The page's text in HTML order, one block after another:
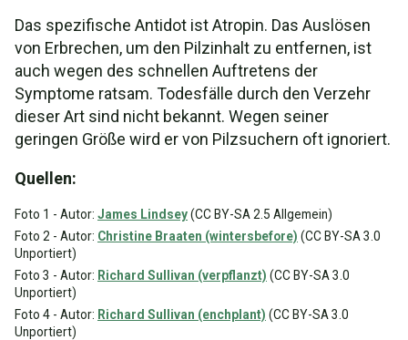
Das spezifische Antidot ist Atropin. Das Auslösen
von Erbrechen, um den Pilzinhalt zu entfernen, ist
auch wegen des schnellen Auftretens der
Symptome ratsam. Todesfälle durch den Verzehr
dieser Art sind nicht bekannt. Wegen seiner
geringen Größe wird er von Pilzsuchern oft ignoriert.
Quellen:
Foto 1 - Autor: James Lindsey(CC BY-SA 2.5 Allgemein)
Foto 2 - Autor: Christine Braaten (wintersbefore) (CC BY-SA 3.0
Unportiert)
Foto 3 - Autor: Richard Sullivan (verpflanzt) (CC BY-SA 3.0
Unportiert)
Foto 4 - Autor: Richard Sullivan (enchplant) (CC BY-SA 3.0
Unportiert)